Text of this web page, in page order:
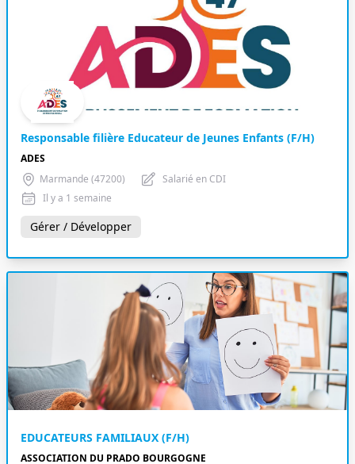
Responsable filière Educateur de Jeunes Enfants (F/H)
ADES
Marmande (47200)
Salarié en CDI
Il y a 1 semaine
Gérer / Développer
EDUCATEURS FAMILIAUX (F/H)
ASSOCIATION DU PRADO BOURGOGNE